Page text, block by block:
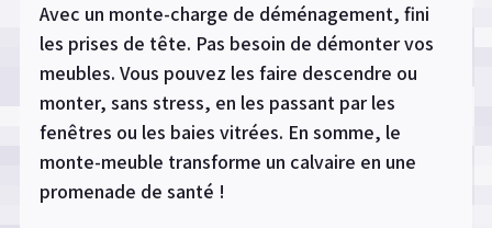
Avec un monte-charge de déménagement, fini
les prises de tête. Pas besoin de démonter vos
meubles. Vous pouvez les faire descendre ou
monter, sans stress, en les passant par les
fenêtres ou les baies vitrées. En somme, le
monte-meuble transforme un calvaire en une
promenade de santé !